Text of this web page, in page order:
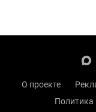
О проекте
Политика